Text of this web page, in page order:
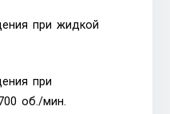
при жидкой
при
об./мин.